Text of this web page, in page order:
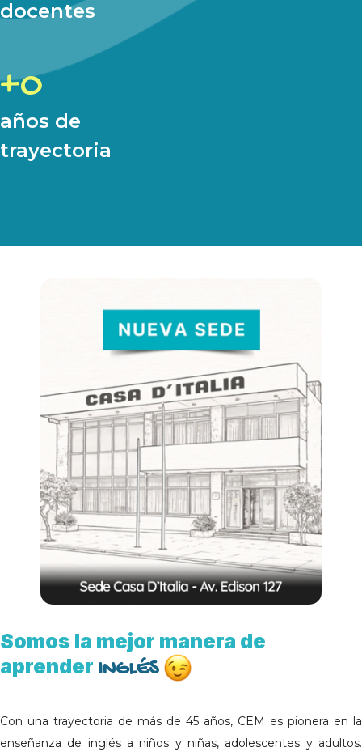
docentes
0
años de
trayectoria
Somos la mejor manera de
aprender INGLÉS
Con una trayectoria de más de 45 años, CEM es pionera en la
enseñanza de inglés a niños y niñas, adolescentes y adultos.